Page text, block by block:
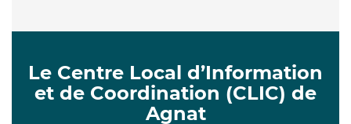
Le Centre Local d’Information
et de Coordination (CLIC) de
Agnat